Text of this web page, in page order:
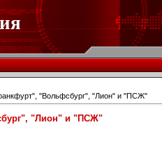
"Вольфсбург", "Лион" и "ПСЖ"
"Лион" и "ПСЖ"